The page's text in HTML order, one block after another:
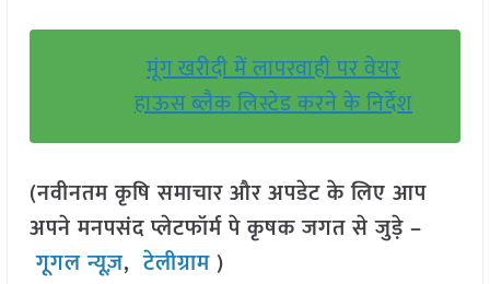
मूंग खरीदी में लापरवाही पर वेयर
हाऊस ब्लैक लिस्टेड करने के निर्देश
(नवीनतम कृषि समाचार और अपडेट के लिए आप
अपने मनपसंद प्लेटफॉर्म पे कृषक जगत से जुड़े –
गूगल न्यूज़,टेलीग्राम )